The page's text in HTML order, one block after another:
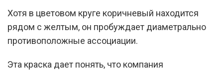
Хотя в цветовом круге коричневый находится
рядом с желтым, он пробуждает диаметрально
противоположные ассоциации.
Эта краска дает понять, что компания